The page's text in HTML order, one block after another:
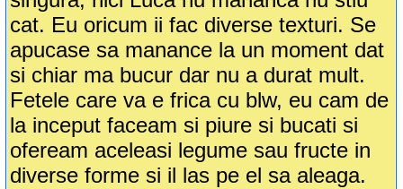
cat. Eu oricum ii fac diverse texturi. Se
apucase sa manance la un moment dat
si chiar ma bucur dar nu a durat mult.
Fetele care va e frica cu blw, eu cam de
la inceput faceam si piure si bucati si
ofeream aceleasi legume sau fructe in
diverse forme si il las pe el sa aleaga.